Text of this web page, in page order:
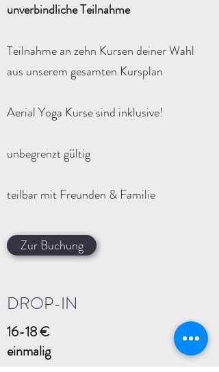
unverbindliche Teilnahme
Teilnahme an zehn Kursen deiner Wahl
aus unserem gesamten Kursplan
Aerial Yoga Kurse sind inklusive!
unbegrenzt gültig
teilbar mit Freunden & Familie
Zur Buchung
DROP-IN
16-18 €
einmalig